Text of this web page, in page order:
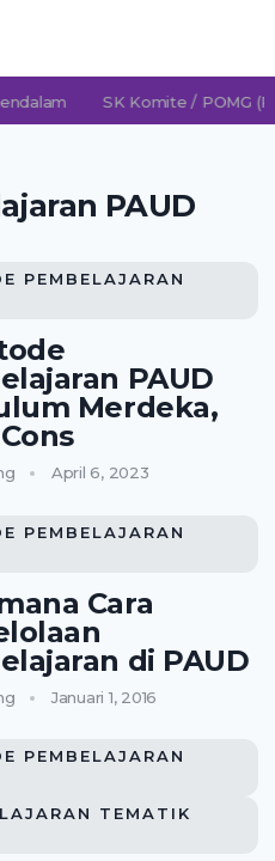
SK Komite / POMG
PAUD
PEMBELAJARAN
PAUD
Merdeka,
April 6, 2023
PEMBELAJARAN
Cara
di PAUD
Januari 1, 2016
PEMBELAJARAN
TEMATIK